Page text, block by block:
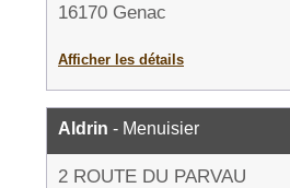
16170 Genac
Afficher les détails
Aldrin - Menuisier
2 ROUTE DU PARVAU